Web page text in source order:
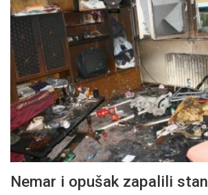
Nemar i opušak zapalili stan